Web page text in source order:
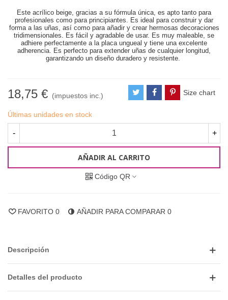
Este acrílico beige, gracias a su fórmula única, es apto tanto para
profesionales como para principiantes. Es ideal para construir y dar
forma a las uñas, así como para añadir y crear hermosas decoraciones
tridimensionales. Es fácil y agradable de usar. Es muy maleable, se
adhiere perfectamente a la placa ungueal y tiene una excelente
adherencia. Es perfecto para extender uñas de cualquier longitud,
garantizando un diseño duradero y resistente.
18,75 € (impuestos inc.) Size chart
Últimas unidades en stock
- +
AÑADIR AL CARRITO
Código QR
FAVORITO 0 AÑADIR PARA COMPARAR 0
Descripción
Detalles del producto